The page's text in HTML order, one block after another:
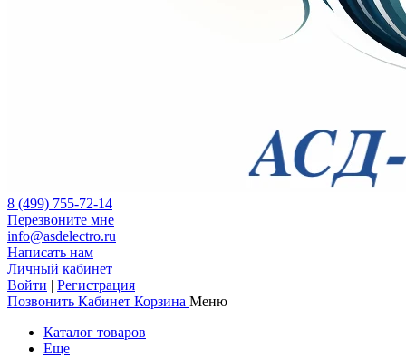
8 (499) 755-72-14
Перезвоните мне
info@asdelectro.ru
Написать нам
Личный кабинет
Войти | Регистрация
Позвонить Кабинет Корзина Меню
Каталог товаров
Еще